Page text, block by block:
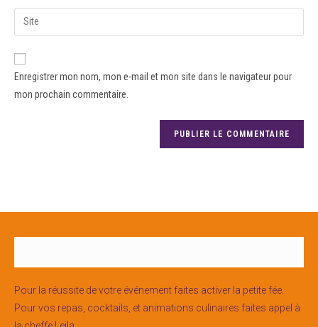
Enregistrer mon nom, mon e-mail et mon site dans le navigateur pour
mon prochain commentaire.
Pour la réussite de votre événement faites activer la petite fée.
Pour vos repas, cocktails, et animations culinaires faites appel à